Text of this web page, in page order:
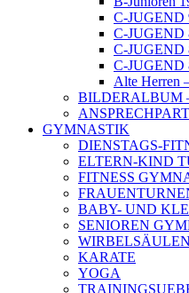
C-JUGEND
C-JUGEND
C-JUGEND
C-JUGEND
Alte Herren
BILDERALBUM
GYMNASTIK
DIENSTAGS-
ELTERN-KIND
FITNESS
BABY- UND
SENIOREN
KARATE
YOGA